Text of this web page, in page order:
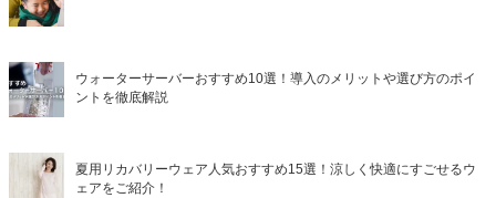
ウォーターサーバーおすすめ10選！導入のメリットや選び方のポイ
ントを徹底解説
夏用リカバリーウェア人気おすすめ15選！涼しく快適にすごせるウ
ェアをご紹介！